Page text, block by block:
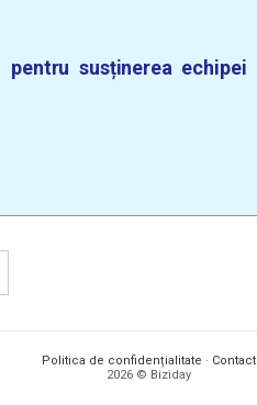
susținerea echipei
Politica de confidențialitate · Contact
2026 © Biziday